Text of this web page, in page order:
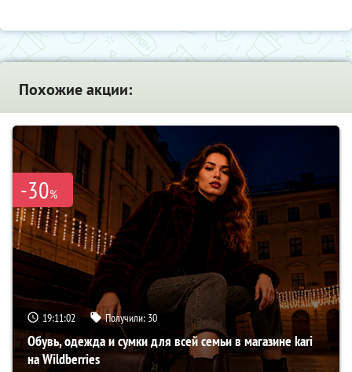
Похожие акции:
-30%
19:11:01 Получили: 30
Обувь, одежда и сумки для всей семьи в магазине kari
на Wildberries